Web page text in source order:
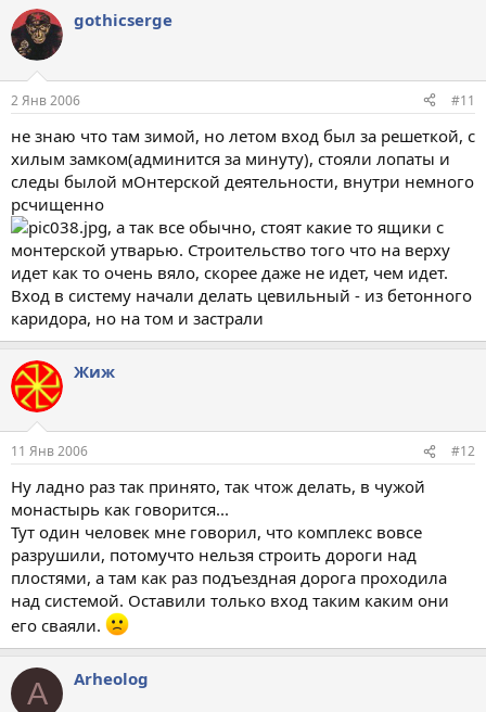
gothicserge
2 Янв 2006 #11
не знаю что там зимой, но летом вход был за решеткой, с
хилым замком(админится за минуту), стояли лопаты и
следы былой мОнтерской деятельности, внутри немного
рсчищенно
, а так все обычно, стоят какие то ящики с
монтерской утварью. Строительство того что на верху
идет как то очень вяло, скорее даже не идет, чем идет.
Вход в систему начали делать цевильный - из бетонного
каридора, но на том и застрали
Жиж
11 Янв 2006 #12
Ну ладно раз так принято, так чтож делать, в чужой
монастырь как говорится...
Тут один человек мне говорил, что комплекс вовсе
разрушили, потомучто нельзя строить дороги над
плостями, а там как раз подъездная дорога проходила
над системой. Оставили только вход таким каким они
его сваяли.
A Arheolog